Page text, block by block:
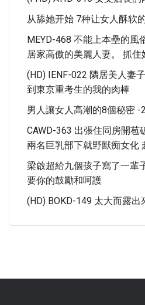
从舔她开始 7种让女人酥软
MEYD-468 不能上本壘的風
居家高傲的美麗人妻。 抓住
(HD) IENF-022 隣居美人妻
到東京重考生的我的肉棒
男人讓女人高潮的8個秘密 -2
CAWD-363 出張住同房開苞
兩名巨乳部下就野獸痴女化
梁啟超給九個孩子寫了一輩
要你的鼓勵和呵護
(HD) BOKD-149 太大而露出